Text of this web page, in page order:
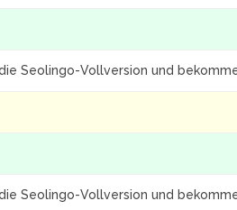
Seolingo-Vollversion und
Seolingo-Vollversion und